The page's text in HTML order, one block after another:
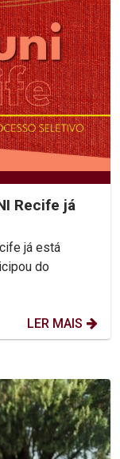
Recife já
já está
LER MAIS